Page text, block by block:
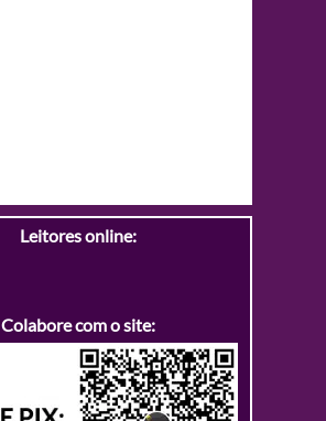
Leitores online:
Colabore com o site: